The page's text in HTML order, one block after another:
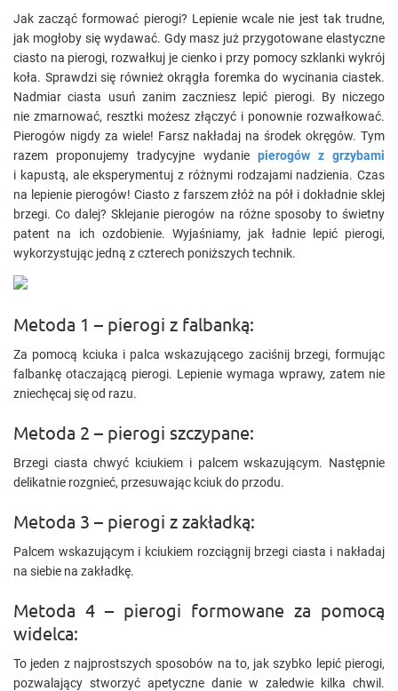
Jak zacząć formować pierogi? Lepienie wcale nie jest tak trudne,
jak mogłoby się wydawać. Gdy masz już przygotowane elastyczne
ciasto na pierogi, rozwałkuj je cienko i przy pomocy szklanki wykrój
koła. Sprawdzi się również okrągła foremka do wycinania ciastek.
Nadmiar ciasta usuń zanim zaczniesz lepić pierogi. By niczego
nie zmarnować, resztki możesz złączyć i ponownie rozwałkować.
Pierogów nigdy za wiele! Farsz nakładaj na środek okręgów. Tym
razem proponujemy tradycyjne wydanie pierogów z grzybami
i kapustą, ale eksperymentuj z różnymi rodzajami nadzienia. Czas
na lepienie pierogów! Ciasto z farszem złóż na pół i dokładnie sklej
brzegi. Co dalej? Sklejanie pierogów na różne sposoby to świetny
patent na ich ozdobienie. Wyjaśniamy, jak ładnie lepić pierogi,
wykorzystując jedną z czterech poniższych technik.
Metoda 1 – pierogi z falbanką:
Za pomocą kciuka i palca wskazującego zaciśnij brzegi, formując
falbankę otaczającą pierogi. Lepienie wymaga wprawy, zatem nie
zniechęcaj się od razu.
Metoda 2 – pierogi szczypane:
Brzegi ciasta chwyć kciukiem i palcem wskazującym. Następnie
delikatnie rozgnieć, przesuwając kciuk do przodu.
Metoda 3 – pierogi z zakładką:
Palcem wskazującym i kciukiem rozciągnij brzegi ciasta i nakładaj
na siebie na zakładkę.
Metoda 4 – pierogi formowane za pomocą
widelca:
To jeden z najprostszych sposobów na to, jak szybko lepić pierogi,
pozwalający stworzyć apetyczne danie w zaledwie kilka chwil.